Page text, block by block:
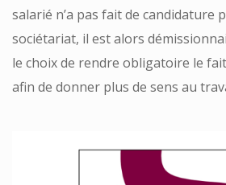
salarié n’a pas fait de candidature
sociétariat, il est alors
le choix de rendre obligatoire le
afin de donner plus de sens au